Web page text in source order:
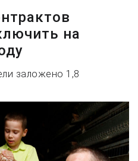
на
заложено 1,8